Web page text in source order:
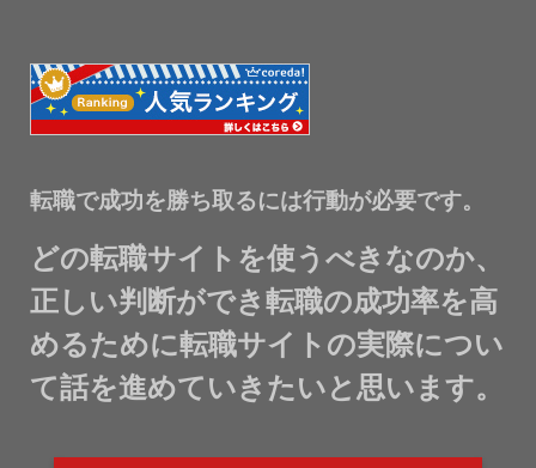
転職で成功を勝ち取るには行動が必要です。
どの転職サイトを使うべきなのか、
正しい判断ができ転職の成功率を高
めるために転職サイトの実際につい
て話を進めていきたいと思います。